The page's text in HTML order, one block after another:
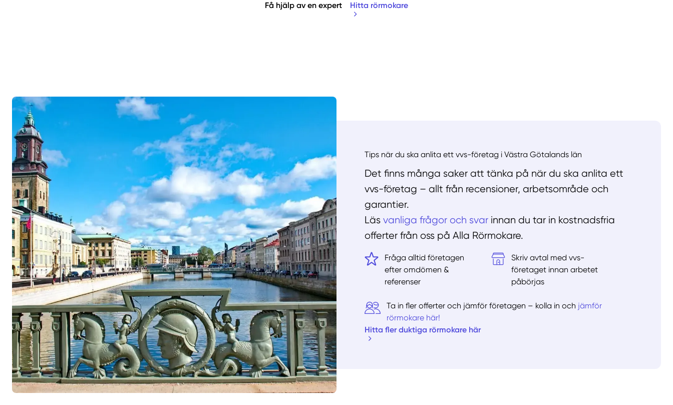
Få hjälp av en expert Hitta rörmokare
Tips när du ska anlita ett vvs-företag i Västra Götalands län
Det finns många saker att tänka på när du ska anlita ett
vvs-företag – allt från recensioner, arbetsområde och
garantier.
Läs vanliga frågor och svar innan du tar in kostnadsfria
offerter från oss på Alla Rörmokare.
Fråga alltid företagen
efter omdömen &
referenser
Skriv avtal med vvs-
företaget innan arbetet
påbörjas
Ta in fler offerter och jämför företagen – kolla in och jämför
rörmokare här!
Hitta fler duktiga rörmokare här